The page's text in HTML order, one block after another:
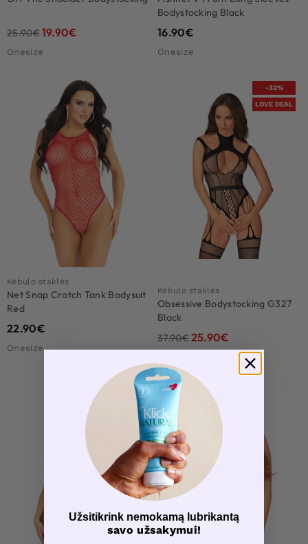
25.90€19.90€
Onesize
Bodystocking Black
16.90€
Onesize
Kėbulo staklės
Net Snap Crotch Tank Bodysuit
Red
22.90€
Onesize
-32%
LOVE DEAL
Kėbulo staklės
Obsessive Bodystocking G327
Black
37.90€25.90€
Užsitikrink nemokamą lubrikantą
savo užsakymui!